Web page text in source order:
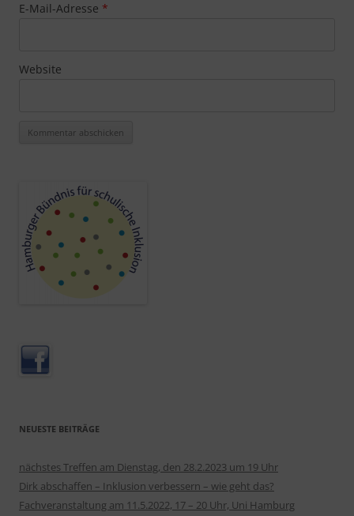
E-Mail-Adresse *
Website
NEUESTE BEITRÄGE
nächstes Treffen am Dienstag, den 28.2.2023 um 19 Uhr
Dirk abschaffen – Inklusion verbessern – wie geht das?
Fachveranstaltung am 11.5.2022, 17 – 20 Uhr, Uni Hamburg